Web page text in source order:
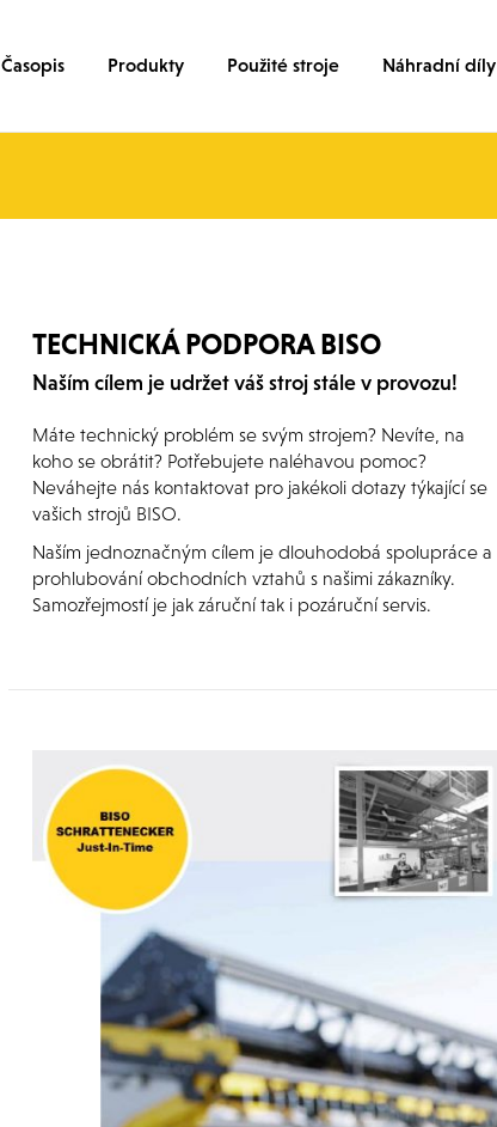
Časopis Produkty Použité stroje Náhradní díly
TECHNICKÁ PODPORA BISO
Naším cílem je udržet váš stroj stále v provozu!
Máte technický problém se svým strojem? Nevíte, na
koho se obrátit? Potřebujete naléhavou pomoc?
Neváhejte nás kontaktovat pro jakékoli dotazy týkající se
vašich strojů BISO.
Naším jednoznačným cílem je dlouhodobá spolupráce a
prohlubování obchodních vztahů s našimi zákazníky.
Samozřejmostí je jak záruční tak i pozáruční servis.